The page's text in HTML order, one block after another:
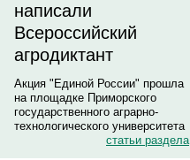
написали
Всероссийский
агродиктант
Акция "Единой России" прошла
на площадке Приморского
государственного аграрно-
технологического университета
статьи раздела